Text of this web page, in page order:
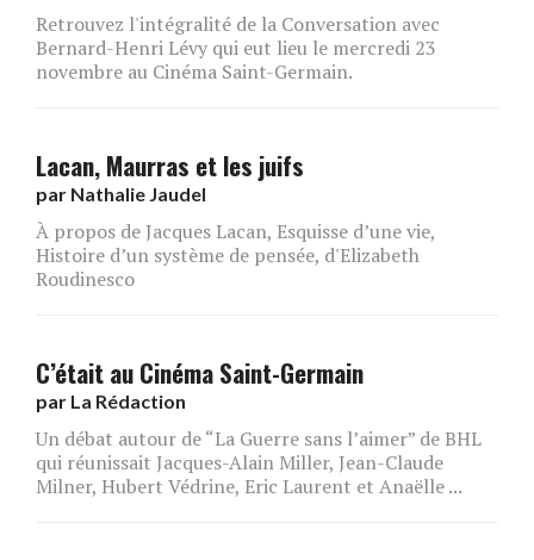
Retrouvez l'intégralité de la Conversation avec
Bernard-Henri Lévy qui eut lieu le mercredi 23
novembre au Cinéma Saint-Germain.
Lacan, Maurras et les juifs
par Nathalie Jaudel
À propos de Jacques Lacan, Esquisse d’une vie,
Histoire d’un système de pensée, d'Elizabeth
Roudinesco
C’était au Cinéma Saint-Germain
par La Rédaction
Un débat autour de “La Guerre sans l’aimer” de BHL
qui réunissait Jacques-Alain Miller, Jean-Claude
Milner, Hubert Védrine, Eric Laurent et Anaëlle ...